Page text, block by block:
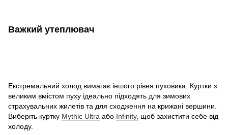
Важкий утеплювач
Екстремальний холод вимагає іншого рівня пуховика. Куртки з
великим вмістом пуху ідеально підходять для зимових
страхувальних жилетів та для сходження на крижані вершини.
Виберіть куртку Mythic Ultra або Infinity, щоб захистити себе від
холоду.